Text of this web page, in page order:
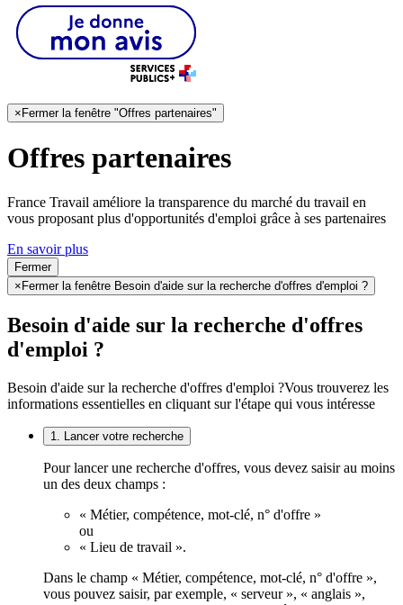
× Fermer la fenêtre "Offres partenaires"
Offres partenaires
France Travail améliore la transparence du marché du travail en
vous proposant plus d'opportunités d'emploi grâce à ses partenaires
En savoir plus
Fermer
× Fermer la fenêtre Besoin d'aide sur la recherche d'offres d'emploi ?
Besoin d'aide sur la recherche d'offres
d'emploi ?
Besoin d'aide sur la recherche d'offres d'emploi ?Vous trouverez les
informations essentielles en cliquant sur l'étape qui vous intéresse
1. Lancer votre recherche
Pour lancer une recherche d'offres, vous devez saisir au moins
un des deux champs :
« Métier, compétence, mot-clé, n° d'offre »
ou
« Lieu de travail ».
Dans le champ « Métier, compétence, mot-clé, n° d'offre »,
vous pouvez saisir, par exemple, « serveur », « anglais »,